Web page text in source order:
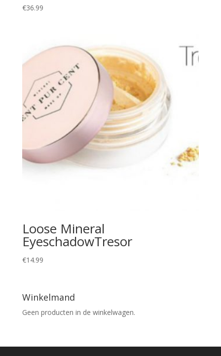
€36.99
Loose Mineral
EyeschadowTresor
€14.99
Winkelmand
Geen producten in de winkelwagen.